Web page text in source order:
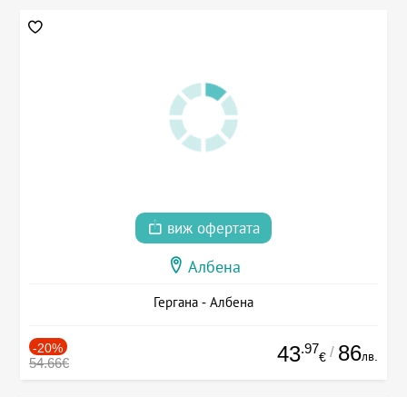
виж офертата
Албена
Гергана - Албена
-20%
54.66€ 43.97
€ / 86лв.